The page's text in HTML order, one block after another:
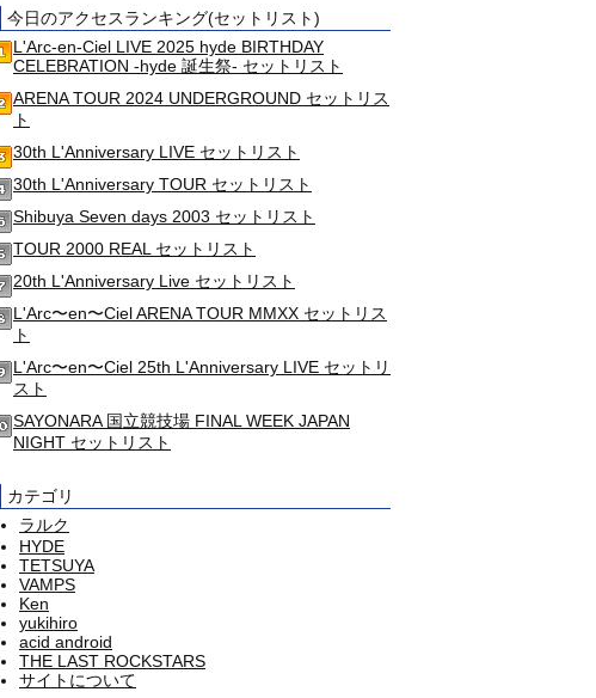
今日のアクセスランキング(セットリスト)
L'Arc-en-Ciel LIVE 2025 hyde BIRTHDAY
CELEBRATION -hyde 誕生祭- セットリスト
ARENA TOUR 2024 UNDERGROUND セットリス
ト
30th L'Anniversary LIVE セットリスト
30th L'Anniversary TOUR セットリスト
Shibuya Seven days 2003 セットリスト
TOUR 2000 REAL セットリスト
20th L'Anniversary Live セットリスト
L'Arc〜en〜Ciel ARENA TOUR MMXX セットリス
ト
L'Arc〜en〜Ciel 25th L'Anniversary LIVE セットリ
スト
SAYONARA 国立競技場 FINAL WEEK JAPAN
NIGHT セットリスト
カテゴリ
ラルク
HYDE
TETSUYA
VAMPS
Ken
yukihiro
acid android
THE LAST ROCKSTARS
サイトについて